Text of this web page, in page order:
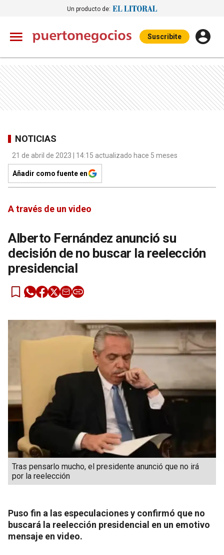
Un producto de:
Suscribite
NOTICIAS
21 de abril de 2023 | 14:15 actualizado hace 5 meses
Añadir como fuente en
A través de un video
Alberto Fernández anunció su
decisión de no buscar la reelección
presidencial
Tras pensarlo mucho, el presidente anunció que no irá
por la reelección
Puso fin a las especulaciones y confirmó que no
buscará la reelección presidencial en un emotivo
mensaje en video.